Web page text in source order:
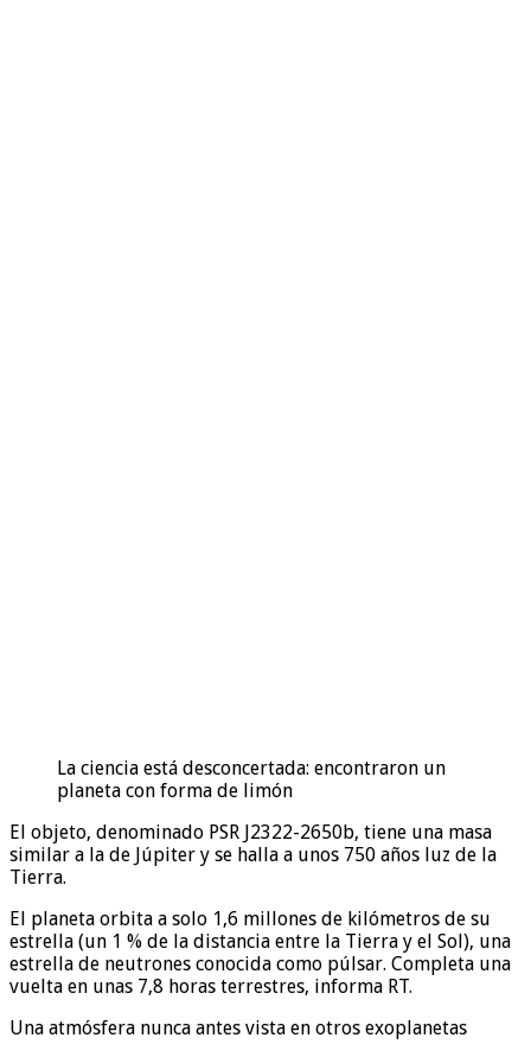
La ciencia está desconcertada: encontraron un
planeta con forma de limón
El objeto, denominado PSR J2322-2650b, tiene una masa
similar a la de Júpiter y se halla a unos 750 años luz de la
Tierra.
El planeta orbita a solo 1,6 millones de kilómetros de su
estrella (un 1 % de la distancia entre la Tierra y el Sol), una
estrella de neutrones conocida como púlsar. Completa una
vuelta en unas 7,8 horas terrestres, informa RT.
Una atmósfera nunca antes vista en otros exoplanetas